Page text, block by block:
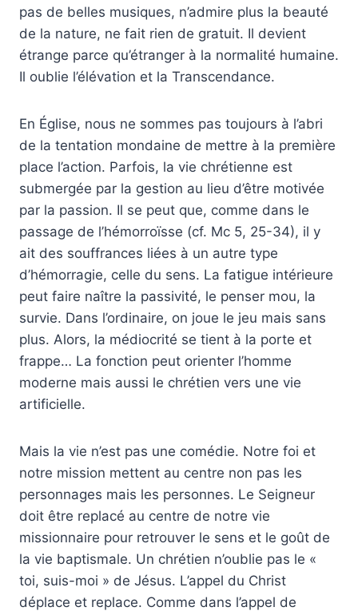
pas de belles musiques, n’admire plus la beauté
de la nature, ne fait rien de gratuit. Il devient
étrange parce qu’étranger à la normalité humaine.
Il oublie l’élévation et la Transcendance.
En Église, nous ne sommes pas toujours à l’abri
de la tentation mondaine de mettre à la première
place l’action. Parfois, la vie chrétienne est
submergée par la gestion au lieu d’être motivée
par la passion. Il se peut que, comme dans le
passage de l’hémorroïsse (cf. Mc 5, 25-34), il y
ait des souffrances liées à un autre type
d’hémorragie, celle du sens. La fatigue intérieure
peut faire naître la passivité, le penser mou, la
survie. Dans l’ordinaire, on joue le jeu mais sans
plus. Alors, la médiocrité se tient à la porte et
frappe… La fonction peut orienter l’homme
moderne mais aussi le chrétien vers une vie
artificielle.
Mais la vie n’est pas une comédie. Notre foi et
notre mission mettent au centre non pas les
personnages mais les personnes. Le Seigneur
doit être replacé au centre de notre vie
missionnaire pour retrouver le sens et le goût de
la vie baptismale. Un chrétien n’oublie pas le «
toi, suis-moi » de Jésus. L’appel du Christ
déplace et replace. Comme dans l’appel de